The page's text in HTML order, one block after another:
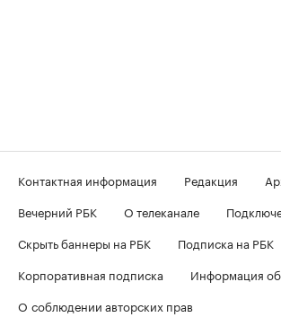
Контактная информация Редакция
Вечерний РБК
О телеканале
Скрыть баннеры на РБК
Подписка на РБК
Корпоративная подписка
Информация
О соблюдении авторских прав